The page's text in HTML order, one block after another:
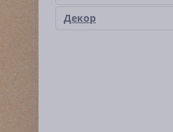
Декор